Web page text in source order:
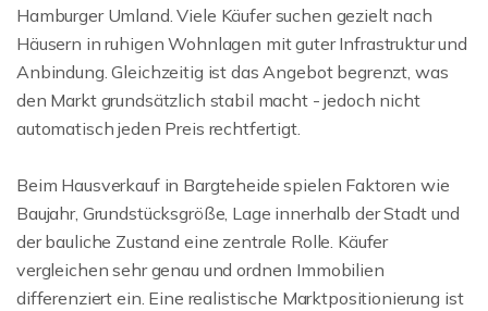
Hamburger Umland. Viele Käufer suchen gezielt nach
Häusern in ruhigen Wohnlagen mit guter Infrastruktur und
Anbindung. Gleichzeitig ist das Angebot begrenzt, was
den Markt grundsätzlich stabil macht - jedoch nicht
automatisch jeden Preis rechtfertigt.
Beim Hausverkauf in Bargteheide spielen Faktoren wie
Baujahr, Grundstücksgröße, Lage innerhalb der Stadt und
der bauliche Zustand eine zentrale Rolle. Käufer
vergleichen sehr genau und ordnen Immobilien
differenziert ein. Eine realistische Marktpositionierung ist